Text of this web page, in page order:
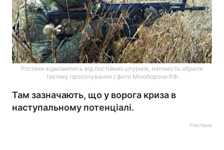
Росіяни відмовились від постійних штурмів, натомість обрали
тактику просочування / фото Міноборони РФ
Там зазначають, що у ворога криза в
наступальному потенціалі.
Реклама